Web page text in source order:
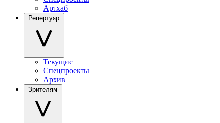
Артхаб
Репертуар
Текущие
Спецпроекты
Архив
Зрителям